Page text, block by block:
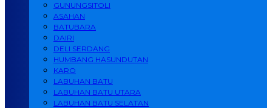
GUNUNGSITOLI
ASAHAN
BATUBARA
DAIRI
DELI SERDANG
HUMBANG HASUNDUTAN
KARO
LABUHAN BATU
LABUHAN BATU UTARA
LABUHAN BATU SELATAN